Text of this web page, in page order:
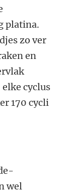
platina.
zo ver
en
cyclus
170 cycli
wel